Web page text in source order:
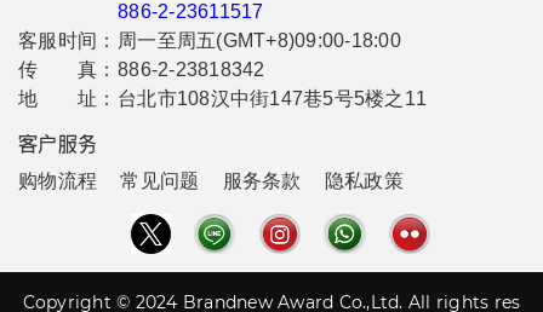
886-2-23611517
客服时间： 周一至周五(GMT+8)09:00-18:00
传 真： 886-2-23818342
地 址： 台北市108汉中街147巷5号5楼之11
客户服务
购物流程 常见问题 服务条款 隐私政策
Copyright © 2024 Brandnew Award Co.,Ltd. All rights res